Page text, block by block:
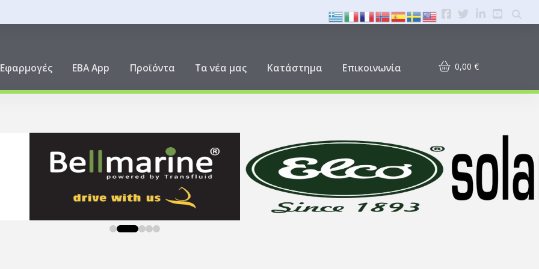
Εφαρμογές EBA App Προϊόντα Τα νέα μας Κατάστημα Επικοινωνία 0,00 €
0 1 2 3 4